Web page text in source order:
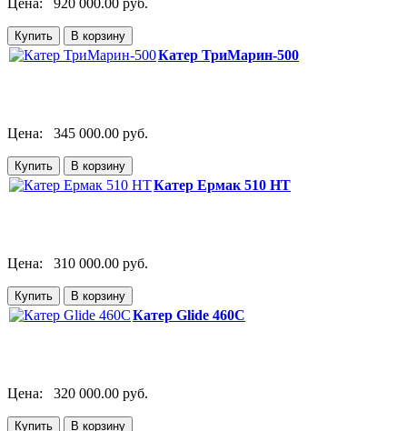
Катер ТриМарин-500
Цена: 345 000.00 руб.
Катер Ермак 510 HT
Цена: 310 000.00 руб.
Катер Glide 460C
Цена: 320 000.00 руб.